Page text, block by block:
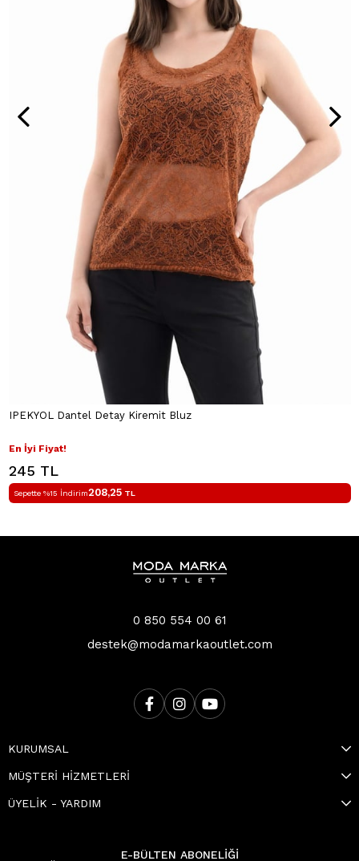
IPEKYOL Dantel Detay Kiremit Bluz
En İyi Fiyat!
245 TL
Sepette %15 İndirim208,25 TL
0 850 554 00 61
destek@modamarkaoutlet.com
KURUMSAL
MÜŞTERİ HİZMETLERİ
ÜYELİK - YARDIM
E-BÜLTEN ABONELİĞİ